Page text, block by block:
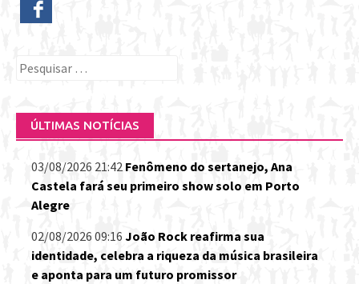
Pesquisar
ÚLTIMAS NOTÍCIAS
03/08/2026 21:42 Fenômeno do sertanejo, Ana
Castela fará seu primeiro show solo em Porto
Alegre
02/08/2026 09:16 João Rock reafirma sua
identidade, celebra a riqueza da música brasileira
e aponta para um futuro promissor